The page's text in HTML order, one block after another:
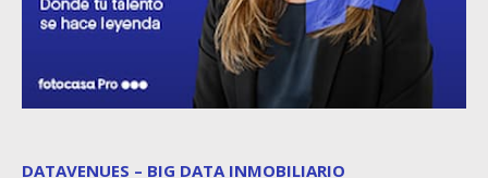
DATAVENUES – BIG DATA INMOBILIARIO